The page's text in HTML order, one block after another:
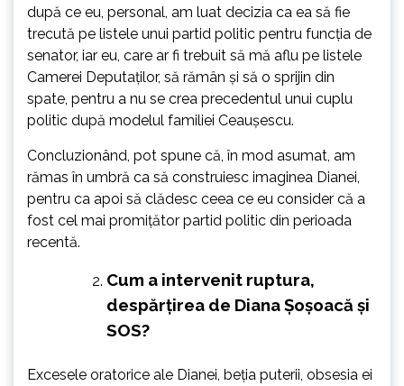
după ce eu, personal, am luat decizia ca ea să fie
trecută pe listele unui partid politic pentru funcția de
senator, iar eu, care ar fi trebuit să mă aflu pe listele
Camerei Deputaților, să rămân și să o sprijin din
spate, pentru a nu se crea precedentul unui cuplu
politic după modelul familiei Ceaușescu.
Concluzionând, pot spune că, în mod asumat, am
rămas în umbră ca să construiesc imaginea Dianei,
pentru ca apoi să clădesc ceea ce eu consider că a
fost cel mai promițător partid politic din perioada
recentă.
Cum a intervenit ruptura,
despărțirea de Diana Șoșoacă și
SOS?
Excesele oratorice ale Dianei, beția puterii, obsesia ei